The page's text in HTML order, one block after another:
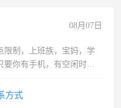
08月07日
限制，上班族，宝妈，学
要你有手机，有空闲时
，每天挣零花钱没问题！
方式